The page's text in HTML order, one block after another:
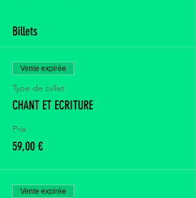
dans de nombreux projets en jazz et en
chanson française (www.nicolastarik.com).
Horaires : 10h - 18h
Infos et réservations :
lesineditsmusique@gmail.com
www.lesinedits-musique.org
Tarif : 59 euros - Tarif réduit : 38 euros
Billets
Vente expirée
Type de billet
CHANT ET ECRITURE
Prix
59,00 €
Vente expirée